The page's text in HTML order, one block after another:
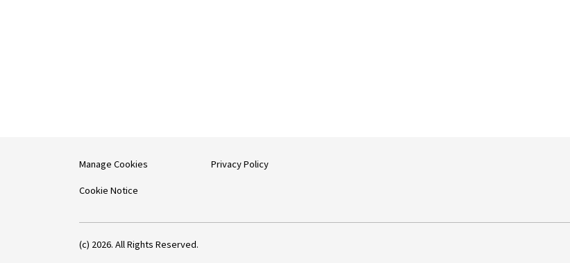
Manage Cookies
Cookie Notice
Privacy Policy
(c) 2026. All Rights Reserved.